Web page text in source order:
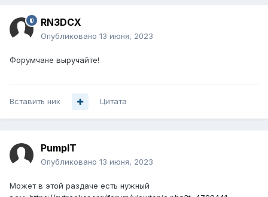
RN3DCX
Опубликовано 13 июня, 2023
Форумчане выручайте!
Вставить ник Цитата
PumpIT
Опубликовано 13 июня, 2023
Может в этой раздаче есть нужный